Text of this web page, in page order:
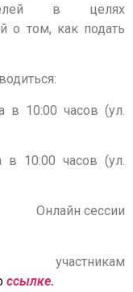
в целях
о том, как подать
в 10:00 часов (ул.
10:00 часов (ул.
ссылке.